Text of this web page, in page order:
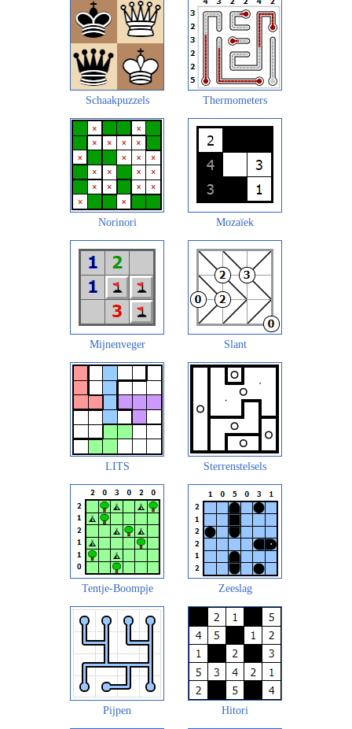
Schaakpuzzels Thermometers
Norinori Mozaïek
Mijnenveger Slant
LITS Sterrenstelsels
Tentje-Boompje Zeeslag
Pijpen Hitori